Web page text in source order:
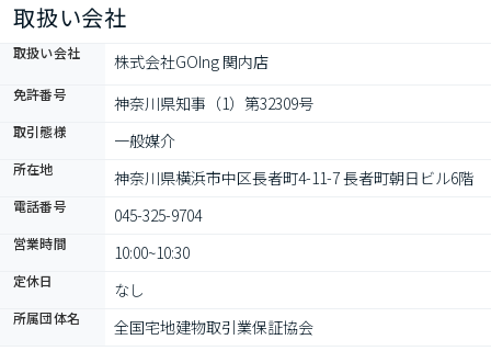
取扱い会社
取扱い会社 株式会社GOIng 関内店
免許番号 神奈川県知事（1）第32309号
取引態様 一般媒介
所在地 神奈川県横浜市中区長者町4-11-7 長者町朝日ビル6階
電話番号 045-325-9704
営業時間 10:00~10:30
定休日 なし
所属団体名 全国宅地建物取引業保証協会